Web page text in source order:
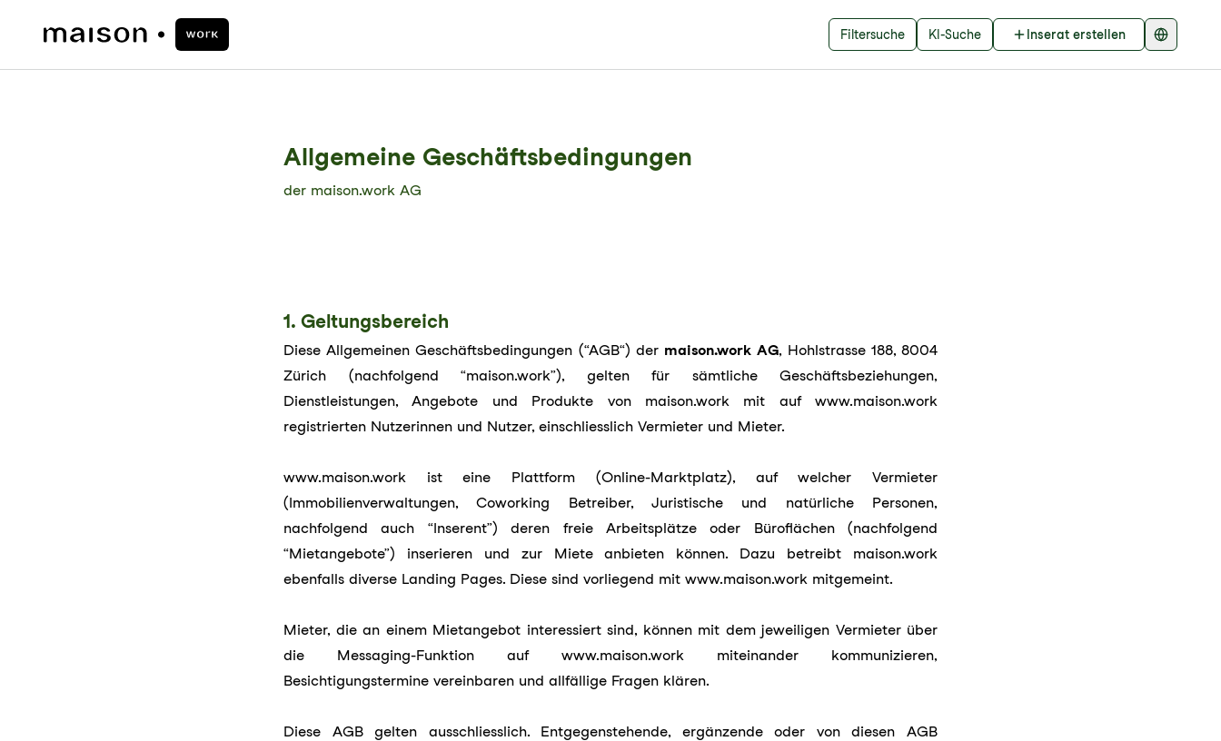
Filtersuche KI-Suche Inserat erstellen
Allgemeine Geschäftsbedingungen
der maison.work AG
1. Geltungsbereich
Diese Allgemeinen Geschäftsbedingungen (“AGB“) der maison.work AG, Hohlstrasse 188, 8004
Zürich (nachfolgend “maison.work”), gelten für sämtliche Geschäftsbeziehungen,
Dienstleistungen, Angebote und Produkte von maison.work mit auf www.maison.work
registrierten Nutzerinnen und Nutzer, einschliesslich Vermieter und Mieter.
www.maison.work ist eine Plattform (Online-Marktplatz), auf welcher Vermieter
(Immobilienverwaltungen, Coworking Betreiber, Juristische und natürliche Personen,
nachfolgend auch “Inserent”) deren freie Arbeitsplätze oder Büroflächen (nachfolgend
“Mietangebote”) inserieren und zur Miete anbieten können. Dazu betreibt maison.work
ebenfalls diverse Landing Pages. Diese sind vorliegend mit www.maison.work mitgemeint.
Mieter, die an einem Mietangebot interessiert sind, können mit dem jeweiligen Vermieter über
die Messaging-Funktion auf www.maison.work miteinander kommunizieren,
Besichtigungstermine vereinbaren und allfällige Fragen klären.
Diese AGB gelten ausschliesslich. Entgegenstehende, ergänzende oder von diesen AGB